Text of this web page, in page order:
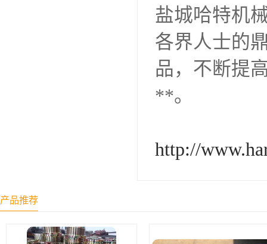
盐城哈特机
各界人士的
品，不断提
**。
http://
产品推荐